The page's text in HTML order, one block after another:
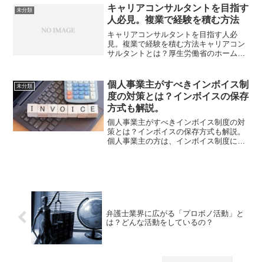
て、少しでも節税したいと考えますよ
ね。そこで、「赤字の場合、...
未分類
キャリアコンサルタントを目指す
人必見。複業で経験を積む方法
キャリアコンサルタントを目指す人必
見。複業で経験を積む方法キャリアコン
サルタントとは？厚生労働省のホームペ
ずはじめに「キャリア」とは、過去から
将来の長期にわたる職務経験...
未分類
個人事業主がすべきインボイス制
度の対策とは？インボイスの保存
方式も解説。
個人事業主がすべきインボイス制度の対
策とは？インボイスの保存方式も解説。
個人事業主の方は、インボイス制度に対
弁護士業界に広がる「プロボノ活動」と
は？どんな活動をしているの？